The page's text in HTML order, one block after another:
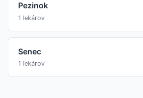
Pezinok
1 lekárov
Senec
1 lekárov